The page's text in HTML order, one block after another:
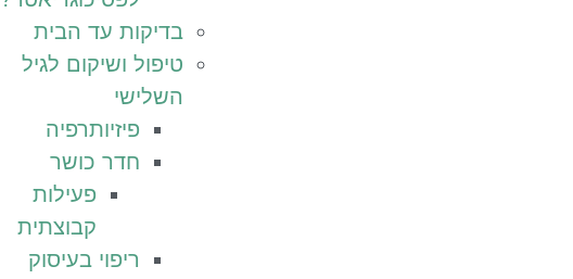
בדיקות עד הבית
טיפול ושיקום לגיל
השלישי
פיזיותרפיה
חדר כושר
פעילות
קבוצתית
ריפוי בעיסוק